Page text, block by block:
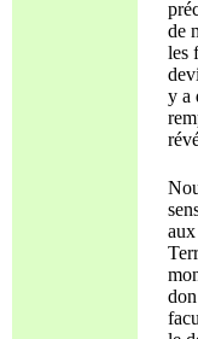
de
les
y a